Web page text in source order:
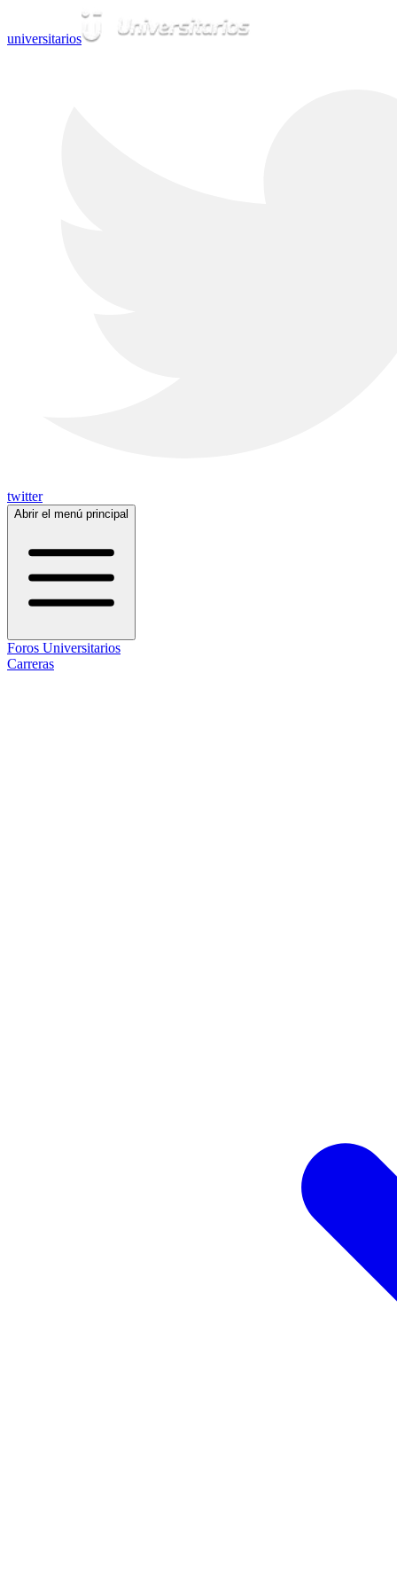
universitarios
twitter
Abrir el menú principal
Foros Universitarios
Carreras